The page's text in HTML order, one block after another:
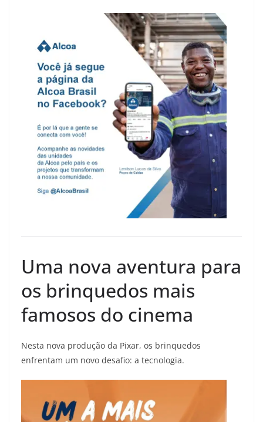
Uma nova aventura para
os brinquedos mais
famosos do cinema
Nesta nova produção da Pixar, os brinquedos
enfrentam um novo desafio: a tecnologia.